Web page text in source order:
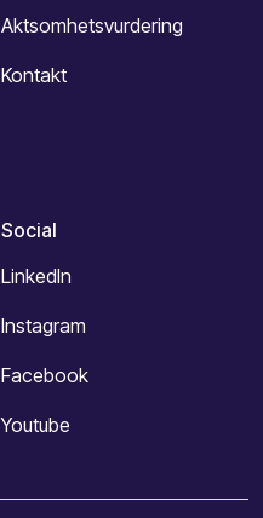
Aktsomhetsvurdering
Kontakt
Social
LinkedIn
Instagram
Facebook
Youtube